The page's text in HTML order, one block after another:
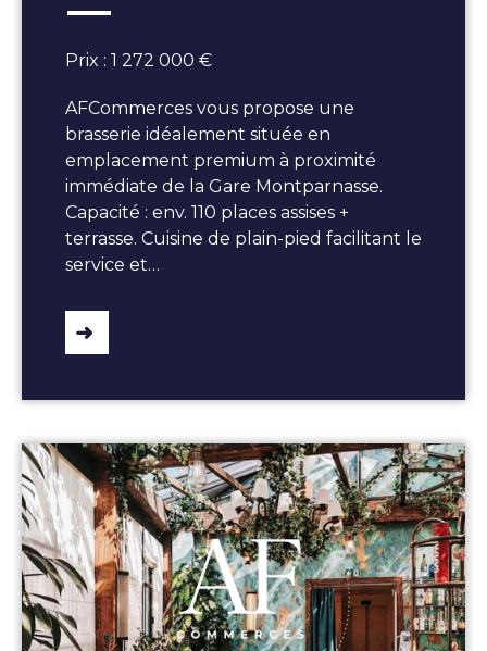
Prix : 1 272 000 €
AFCommerces vous propose une
brasserie idéalement située en
emplacement premium à proximité
immédiate de la Gare Montparnasse.
Capacité : env. 110 places assises +
terrasse. Cuisine de plain-pied facilitant le
service et…